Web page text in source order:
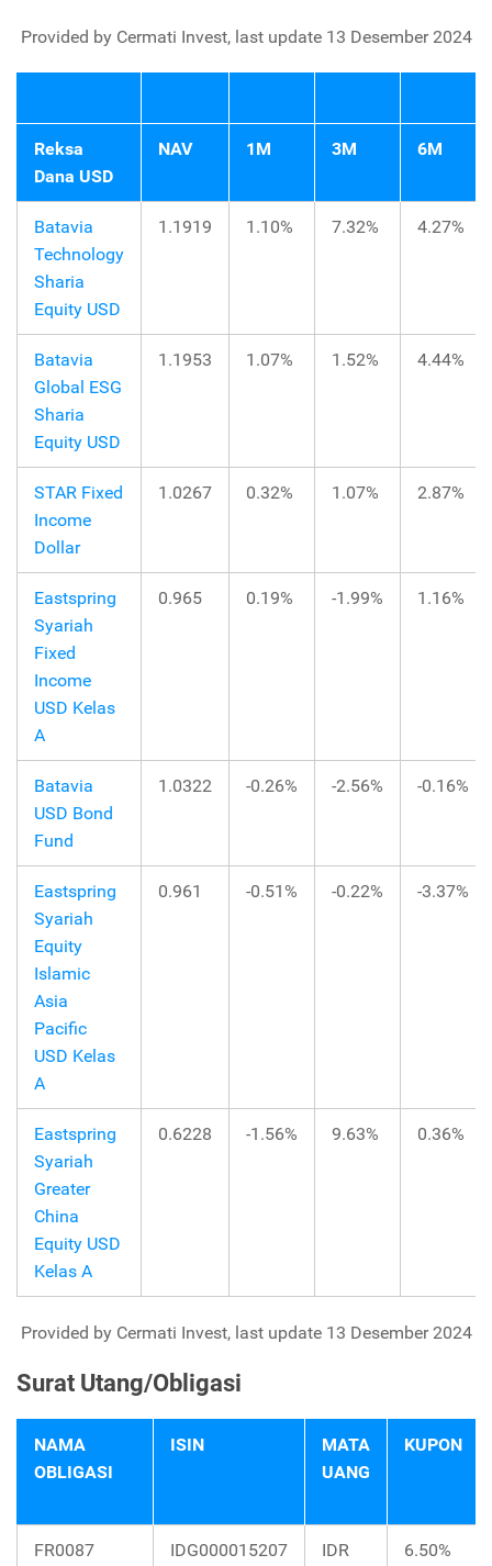
Provided by Cermati Invest, last update 13 Desember 2024
Reksa
Dana USD
NAV 1M 3M 6M
Batavia
Technology
Sharia
Equity USD
1.1919 1.10% 7.32% 4.27%
Batavia
Global ESG
Sharia
Equity USD
1.1953 1.07% 1.52% 4.44%
STAR Fixed
Income
Dollar
1.0267 0.32% 1.07% 2.87%
Eastspring
Syariah
Fixed
Income
USD Kelas
A
0.965 0.19% -1.99% 1.16%
Batavia
USD Bond
Fund
1.0322 -0.26% -2.56% -0.16%
Eastspring
Syariah
Equity
Islamic
Asia
Pacific
USD Kelas
A
0.961 -0.51% -0.22% -3.37%
Eastspring
Syariah
Greater
China
Equity USD
Kelas A
0.6228 -1.56% 9.63% 0.36%
Provided by Cermati Invest, last update 13 Desember 2024
Surat Utang/Obligasi
NAMA
OBLIGASI
ISIN
MATA
UANG
KUPON
FR0087 IDG000015207 IDR 6.50%